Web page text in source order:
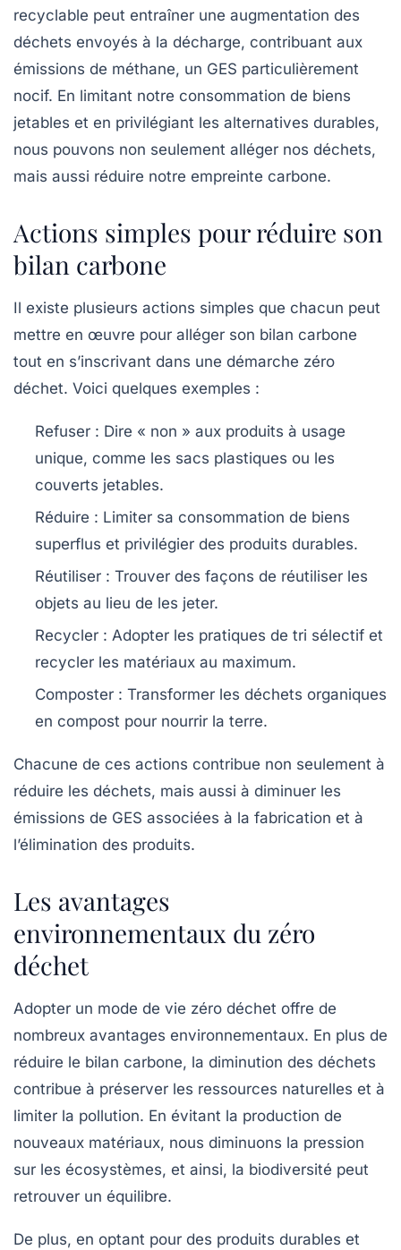
recyclable peut entraîner une augmentation des
déchets envoyés à la décharge, contribuant aux
émissions de méthane, un GES particulièrement
nocif. En limitant notre consommation de biens
jetables et en privilégiant les alternatives durables,
nous pouvons non seulement alléger nos déchets,
mais aussi réduire notre empreinte carbone.
Actions simples pour réduire son
bilan carbone
Il existe plusieurs actions simples que chacun peut
mettre en œuvre pour alléger son bilan carbone
tout en s’inscrivant dans une démarche zéro
déchet. Voici quelques exemples :
Refuser : Dire « non » aux produits à usage
unique, comme les sacs plastiques ou les
couverts jetables.
Réduire : Limiter sa consommation de biens
superflus et privilégier des produits durables.
Réutiliser : Trouver des façons de réutiliser les
objets au lieu de les jeter.
Recycler : Adopter les pratiques de tri sélectif et
recycler les matériaux au maximum.
Composter : Transformer les déchets organiques
en compost pour nourrir la terre.
Chacune de ces actions contribue non seulement à
réduire les déchets, mais aussi à diminuer les
émissions de GES associées à la fabrication et à
l’élimination des produits.
Les avantages
environnementaux du zéro
déchet
Adopter un mode de vie zéro déchet offre de
nombreux avantages environnementaux. En plus de
réduire le bilan carbone, la diminution des déchets
contribue à préserver les ressources naturelles et à
limiter la pollution. En évitant la production de
nouveaux matériaux, nous diminuons la pression
sur les écosystèmes, et ainsi, la biodiversité peut
retrouver un équilibre.
De plus, en optant pour des produits durables et